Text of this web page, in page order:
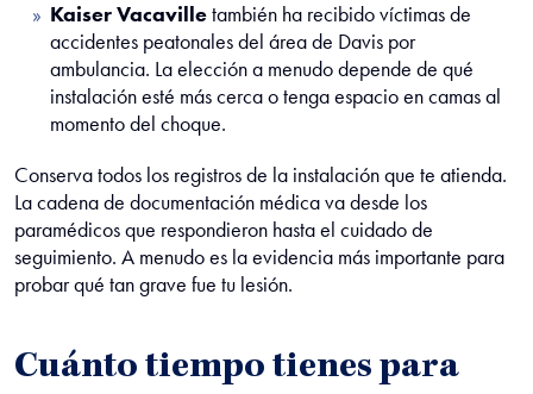
Kaiser Vacavilletambién ha recibido víctimas de
accidentes peatonales del área de Davis por
ambulancia. La elección a menudo depende de qué
instalación esté más cerca o tenga espacio en camas al
momento del choque.
Conserva todos los registros de la instalación que te atienda.
La cadena de documentación médica va desde los
paramédicos que respondieron hasta el cuidado de
seguimiento. A menudo es la evidencia más importante para
probar qué tan grave fue tu lesión.
Cuánto tiempo tienes para